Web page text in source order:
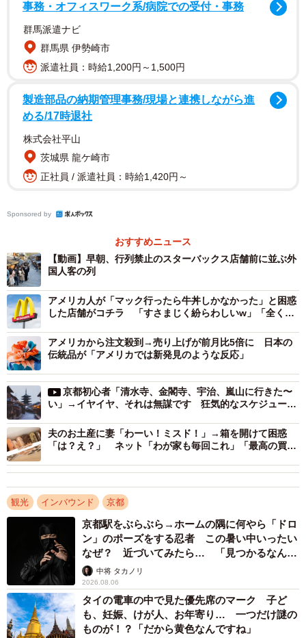
2/5
「スターバックス 京都二寧坂ヤサカ茶屋店」の公式HPには「行列禁止」
の注意書きがあるが、インバウンド客はお構いなしのようだ（動画から
キャプチャー／提供：京都時間.jp @kyototime_jp）
コメントのなかには、「スタバなんてどこでも飲めるや
ん」という声も寄せられたが、この「スターバックス 京都
二寧坂ヤサカ茶屋店」は古い日本家屋を改装した店舗で、
「畳の空間」でコーヒーを楽しめることから、国内外の観
事務・オフィスワーク系/病院での受付・事務
群馬派遣ナビ
群馬県 伊勢崎市
派遣社員：時給1,200円～1,500円
製造部品の納期管理事務/現場と連携しながら進
める/17時退社
株式会社平山
茨城県 龍ケ崎市
正社員 / 派遣社員：時給1,420円～
Sponsored by
おすすめニュース
【動画】早朝、行列禁止のスターバックス店舗前に並ぶ外
国人客の列
アメリカ人が「マック行ったら牛丼しかなかった」と困惑
した店舗がコチラ 「すさまじく紛らわしいw」「全く同
アメリカから注文殺到→売り上げが前月比5倍に 日本の
伝統品が「アメリカでは新発見のような反応」
京都初心者「清水寺、金閣寺、宇治、嵐山に行きた〜
い」→イヤイヤ、それは無謀です 狂気的なスケジュール
夫のお土産に妻「わーい！ミスド！」→箱を開けて困惑
「は？え？」 ネット「わが家も毎回これ」「最高の買い
観光 インバウンド 京都
京都駅をぶらぶら→ホームの隅に何やら「ドロ
ン」のポーズをする忍者 この暑い中いったい
なぜ？ 近づいてみたら… 「見つかるなんて
未熟」中将 タカノリ
2026.08.06
タイの電車の中で見た優先席のマーク 子ど
も、妊娠、けが人、お年寄り… 一つだけ謎の
ものが！？「だから黄色なんですね」